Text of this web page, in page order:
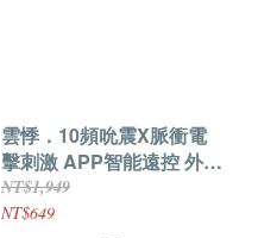
雲悸．10頻吮震X脈衝電
擊刺激 APP智能遠控 外出
穿戴雙感跳蛋
NT$1,949
NT$649